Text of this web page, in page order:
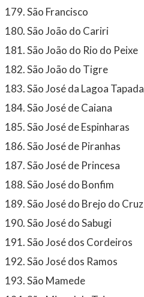
São Francisco
São João do Cariri
São João do Rio do Peixe
São João do Tigre
São José da Lagoa Tapada
São José de Caiana
São José de Espinharas
São José de Piranhas
São José de Princesa
São José do Bonfim
São José do Brejo do Cruz
São José do Sabugi
São José dos Cordeiros
São José dos Ramos
São Mamede